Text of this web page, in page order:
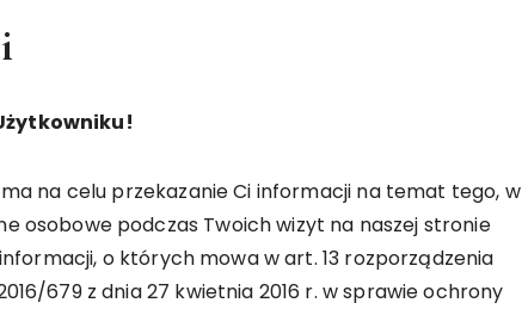
na celu przekazanie Ci informacji na temat tego, w
osobowe podczas Twoich wizyt na naszej stronie
o których mowa w art. 13 rozporządzenia
679 z dnia 27 kwietnia 2016 r. w sprawie ochrony